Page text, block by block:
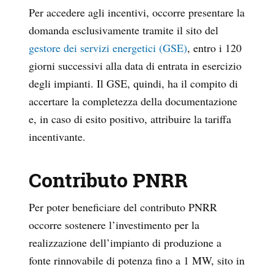
Per accedere agli incentivi, occorre presentare la
domanda esclusivamente tramite il sito del
gestore dei servizi energetici (GSE), entro i 120
giorni successivi alla data di entrata in esercizio
degli impianti. Il GSE, quindi, ha il compito di
accertare la completezza della documentazione
e, in caso di esito positivo, attribuire la tariffa
incentivante.
Contributo PNRR
Per poter beneficiare del contributo PNRR
occorre sostenere l’investimento per la
realizzazione dell’impianto di produzione a
fonte rinnovabile di potenza fino a 1 MW, sito in